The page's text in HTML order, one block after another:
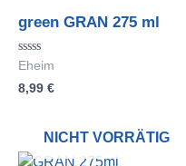
green GRAN 275 ml
Bewertet
0
Eheim
8,99 €
NICHT VORRÄTIG